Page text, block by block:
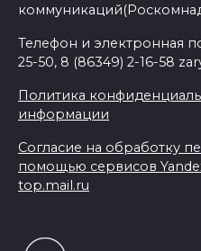
Телефон и электронная
25-50, 8 (86349) 2-16-58
Политика
информации
Согласие на обработку
помощью сервисов
top.mail.ru